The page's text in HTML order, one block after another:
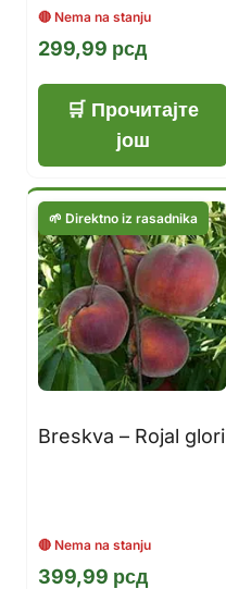
299,99 рсд
Прочитајте
још
Breskva – Rojal glori
399,99 рсд